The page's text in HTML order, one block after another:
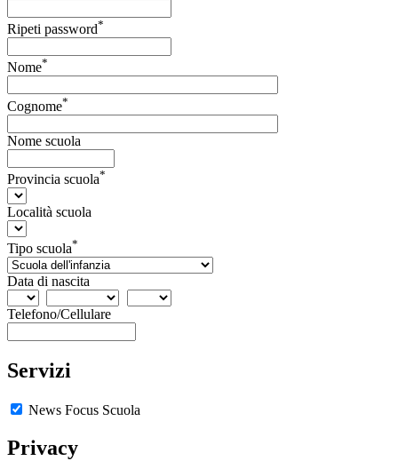
Ripeti password*
Nome*
Cognome*
Nome scuola
Provincia scuola*
Località scuola
Tipo scuola*
Data di nascita
Telefono/Cellulare
Servizi
News Focus Scuola
Privacy